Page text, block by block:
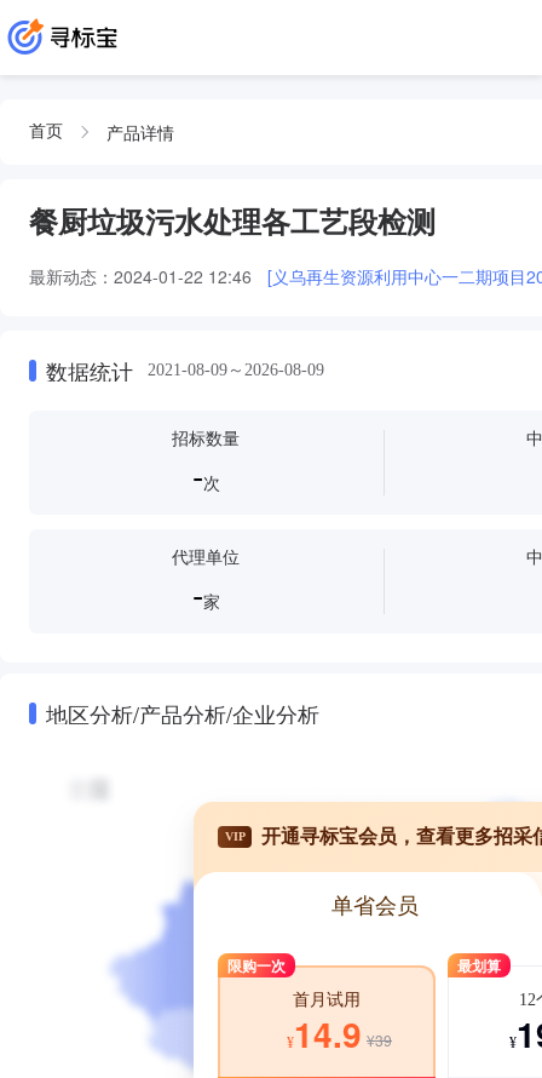
首页 产品详情
餐厨垃圾污水处理各工艺段检测
最新动态： 2024-01-22 12:46 [义乌再生资源利用中心一二期项目
数据统计 2021-08-09～2026-08-09
招标数量
-次
代理单位
-家
地区分析/产品分析/企业分析
VIP 开通寻标宝会员，查看更多招采
单省会员
限购一次
首月试用
¥14.9 ¥39
最划算
12
¥